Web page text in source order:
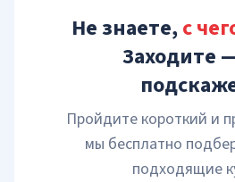
Не знаете, с
Заходите
Пройдите короткий и
мы бесплатно
подходящие